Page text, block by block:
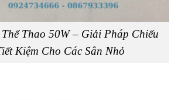
Thao 50W – Giải Pháp Chiếu
Kiệm Cho Các Sân Nhỏ